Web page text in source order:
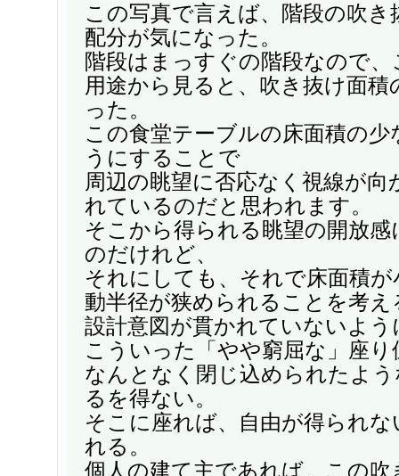
この写真で言えば、階段の吹き
配分が気になった。
階段はまっすぐの階段なので
用途から見ると、吹き抜け面
った。
この食堂テーブルの床面積の
うにすることで
周辺の眺望に否応なく視線が
れているのだと思われます。
そこから得られる眺望の開放
のだけれど、
それにしても、それで床面積
動半径が狭められることを考え
設計意図が貫かれていないよう
こういった「やや窮屈な」座り
なんとなく閉じ込められたよ
るを得ない。
そこに座れば、自由が得られ
れる。
個人の建て主であれば、この吹